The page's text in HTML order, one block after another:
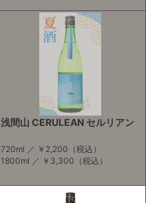
浅間山 CERULEAN セルリアン
720ml ／ ￥2,200 （税込）
1800ml ／ ￥3,300 （税込）